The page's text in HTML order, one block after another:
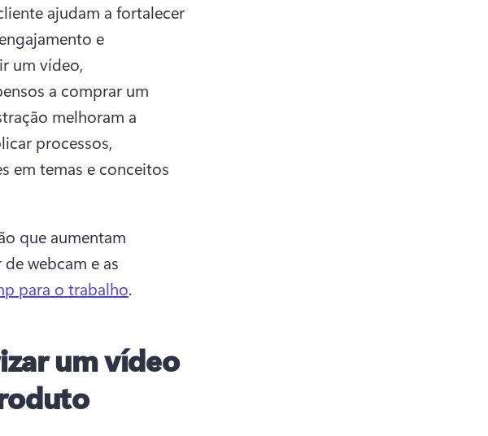
ajudam a fortalecer
e
um vídeo,
a comprar um
melhoram a
processos,
em temas e conceitos
que aumentam
webcam e as
para o trabalho.
um vídeo